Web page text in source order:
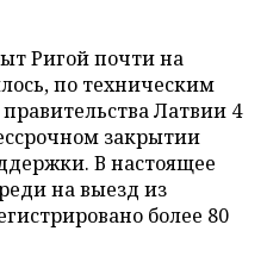
Ригой почти на
по техническим
Латвии 4
закрытии
В настоящее
на выезд из
более 80